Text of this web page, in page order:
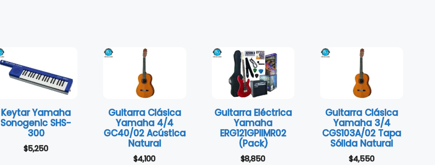
Keytar Yamaha
Sonogenic SHS-
300
$5,250
Guitarra Clásica
Yamaha 4/4
GC40/02 Acústica
Natural
$4,100
Guitarra Eléctrica
Yamaha
ERG121GPIIMR02
(Pack)
$8,850
Guitarra Clásica
Yamaha 3/4
CGS103A/02 Tapa
Sólida Natural
$4,550